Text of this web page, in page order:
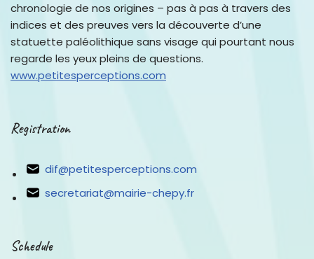
chronologie de nos origines – pas à pas à travers des
indices et des preuves vers la découverte d’une
statuette paléolithique sans visage qui pourtant nous
regarde les yeux pleins de questions.
www.petitesperceptions.com
Registration
dif@petitesperceptions.com
secretariat@mairie-chepy.fr
Schedule